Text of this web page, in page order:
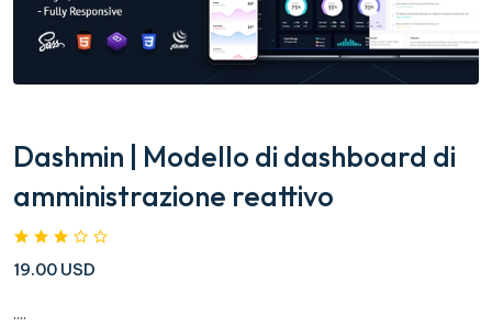
Dashmin | Modello di dashboard di
amministrazione reattivo
19.00 USD
....